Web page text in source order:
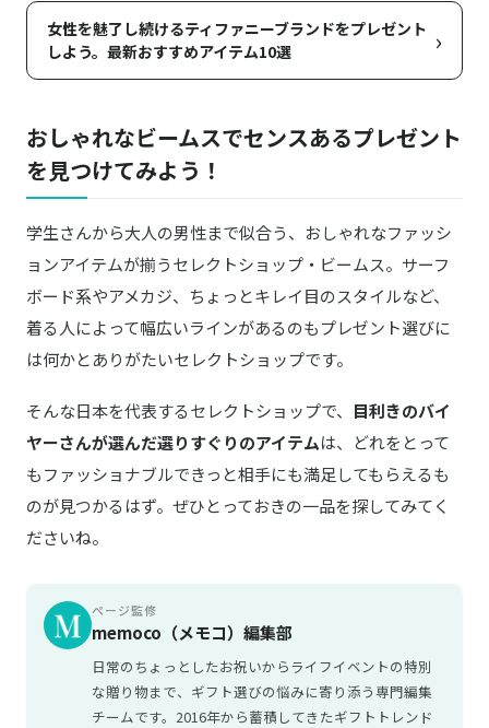
女性を魅了し続けるティファニーブランドをプレゼント
しよう。最新おすすめアイテム10選
›
おしゃれなビームスでセンスあるプレゼント
を見つけてみよう！
学生さんから大人の男性まで似合う、おしゃれなファッシ
ョンアイテムが揃うセレクトショップ・ビームス。サーフ
ボード系やアメカジ、ちょっとキレイ目のスタイルなど、
着る人によって幅広いラインがあるのもプレゼント選びに
は何かとありがたいセレクトショップです。
そんな日本を代表するセレクトショップで、 目利きのバイ
ヤーさんが選んだ選りすぐりのアイテムは、どれをとって
もファッショナブルできっと相手にも満足してもらえるも
のが見つかるはず。ぜひとっておきの一品を探してみてく
ださいね。
ページ監修
memoco（メモコ）編集部
日常のちょっとしたお祝いからライフイベントの特別
な贈り物まで、ギフト選びの悩みに寄り添う専門編集
チームです。2016年から蓄積してきたギフトトレンド